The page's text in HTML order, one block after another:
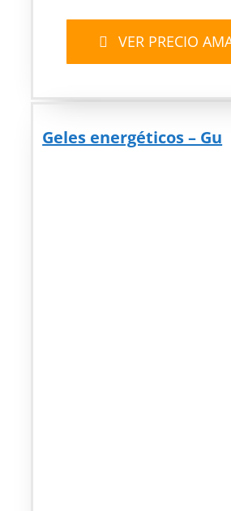
VER PRECIO
Geles energéticos – Gu